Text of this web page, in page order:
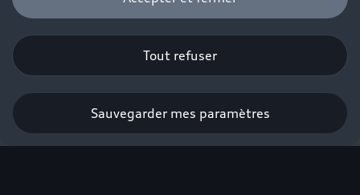
Tout refuser
Sauvegarder mes paramètres